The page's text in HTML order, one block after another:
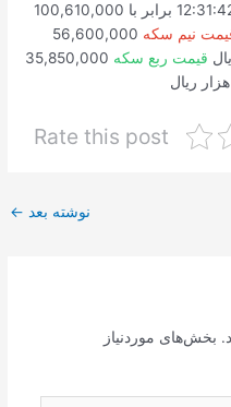
قیمت سکه امروز ۱۴۰۰/۲/۶ ساعت 12:31:42 برابر با 100,610,000
نیم سکه 56,600,000
قیمت ربع سکه 35,850,000
ریال
Rate this post
نوشته بعد ←
بخش‌های موردنیاز